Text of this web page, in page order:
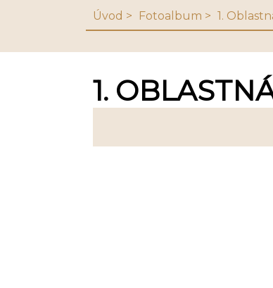
Úvod Fotoalbum 1.
1.